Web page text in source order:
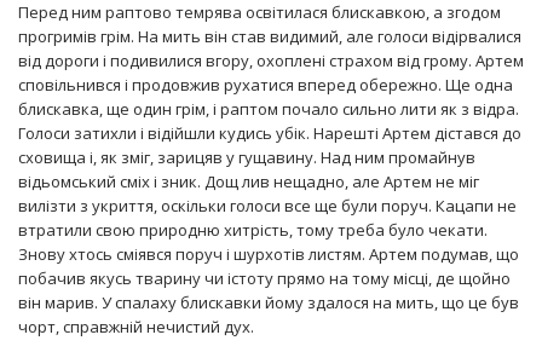
Перед ним раптово темрява освітилася блискавкою, а згодом
прогримів грім. На мить він став видимий, але голоси відірвалися
від дороги і подивилися вгору, охоплені страхом від грому. Артем
сповільнився і продовжив рухатися вперед обережно. Ще одна
блискавка, ще один грім, і раптом почало сильно лити як з відра.
Голоси затихли і відійшли кудись убік. Нарешті Артем дістався до
сховища і, як зміг, зарицяв у гущавину. Над ним промайнув
відьомський сміх і зник. Дощ лив нещадно, але Артем не міг
вилізти з укриття, оскільки голоси все ще були поруч. Кацапи не
втратили свою природню хитрість, тому треба було чекати.
Знову хтось сміявся поруч і шурхотів листям. Артем подумав, що
побачив якусь тварину чи істоту прямо на тому місці, де щойно
він марив. У спалаху блискавки йому здалося на мить, що це був
чорт, справжній нечистий дух.